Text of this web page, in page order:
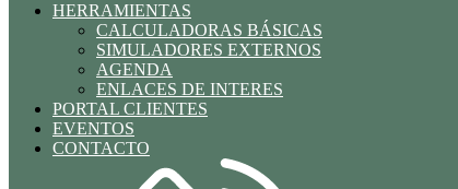
HERRAMIENTAS
CALCULADORAS BÁSICAS
SIMULADORES EXTERNOS
AGENDA
ENLACES DE INTERES
PORTAL CLIENTES
EVENTOS
CONTACTO